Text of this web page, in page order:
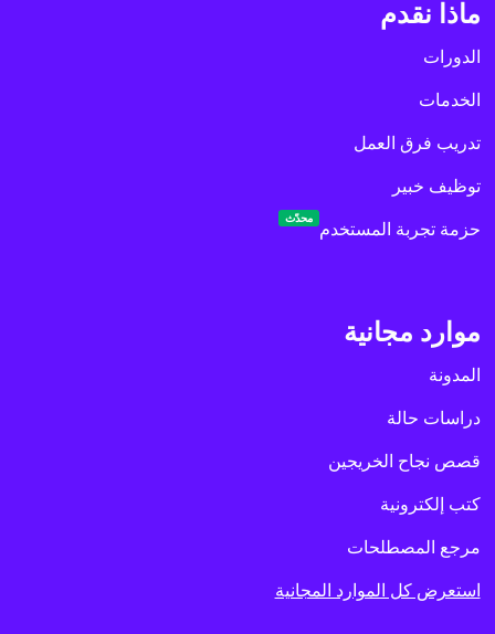
ماذا نقدم
الدورات
الخدمات
تدريب فرق العمل
توظيف خبير
حزمة تجربة المستخدم
محدّث
موارد مجانية
المدونة
دراسات حالة
قصص نجاح الخريجين
كتب إلكترونية
مرجع المصطلحات
استعرض كل الموارد المجانية